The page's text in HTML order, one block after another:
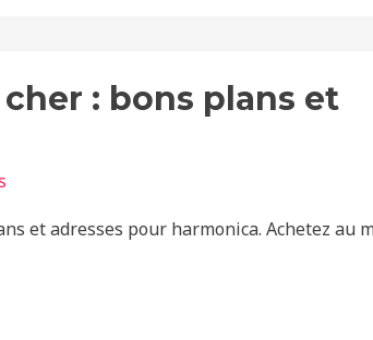
: bons plans et
et adresses pour harmonica. Achetez au